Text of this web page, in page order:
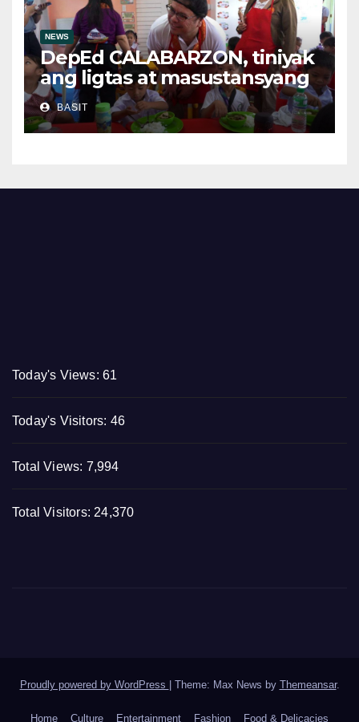
NEWS
DepEd CALABARZON, tiniyak
ang ligtas at masustansyang
pagkain sa School-Based
Feeding Program
BASIT
Today's Views: 61
Today's Visitors: 46
Total Views: 7,994
Total Visitors: 24,370
Proudly powered by WordPress Theme: Max News by Themeansar.
Home Culture Entertainment Fashion Food & Delicacies